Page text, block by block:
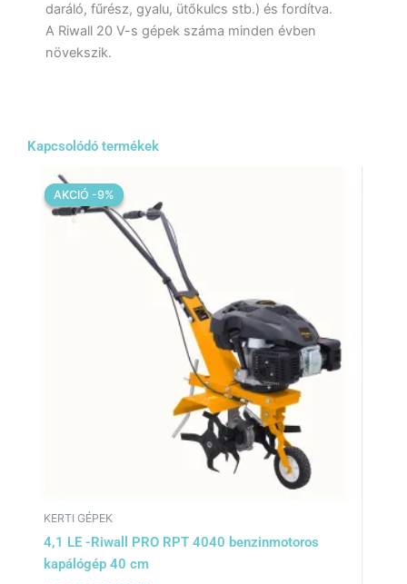
daráló, fűrész, gyalu, ütőkulcs stb.) és fordítva.
A Riwall 20 V-s gépek száma minden évben
növekszik.
Kapcsolódó termékek
AKCIÓ -9%
AKCIÓ -9%
KERTI GÉPEK
4,1 LE -Riwall PRO RPT 4040 benzinmotoros
kapálógép 40 cm
price
was:
109
990 Ft.
is:
99
900 Ft.